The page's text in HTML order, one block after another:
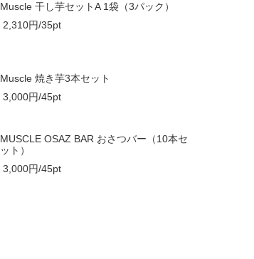
Muscle 干し芋セットA 1袋（3パック）
2,310円/35pt
Muscle 焼き芋3本セット
3,000円/45pt
MUSCLE OSAZ BAR おさつバー（10本セ
ット）
3,000円/45pt